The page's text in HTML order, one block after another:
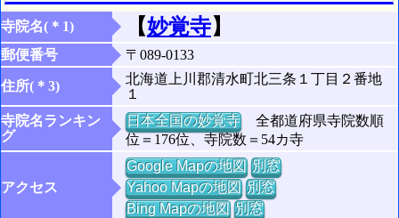
寺院名(＊1) 【妙覚寺】
郵便番号 〒089-0133
住所(＊3)
北海道上川郡清水町北三条１丁目２番地
１
寺院名ランキン
グ
日本全国の妙覚寺全都道府県寺院数順
位＝176位、寺院数＝54カ寺
アクセス
Google Mapの地図 別窓
Yahoo Mapの地図 別窓
Bing Mapの地図 別窓